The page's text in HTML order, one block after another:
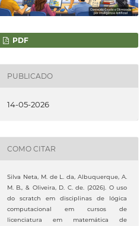
PDF
PUBLICADO
14-05-2026
COMO CITAR
Silva Neta, M. de L. da, Albuquerque, A.
M. B., & Oliveira, D. C. de. (2026). O uso
do scratch em disciplinas de lógica
computacional em cursos de
licenciatura em matemática de